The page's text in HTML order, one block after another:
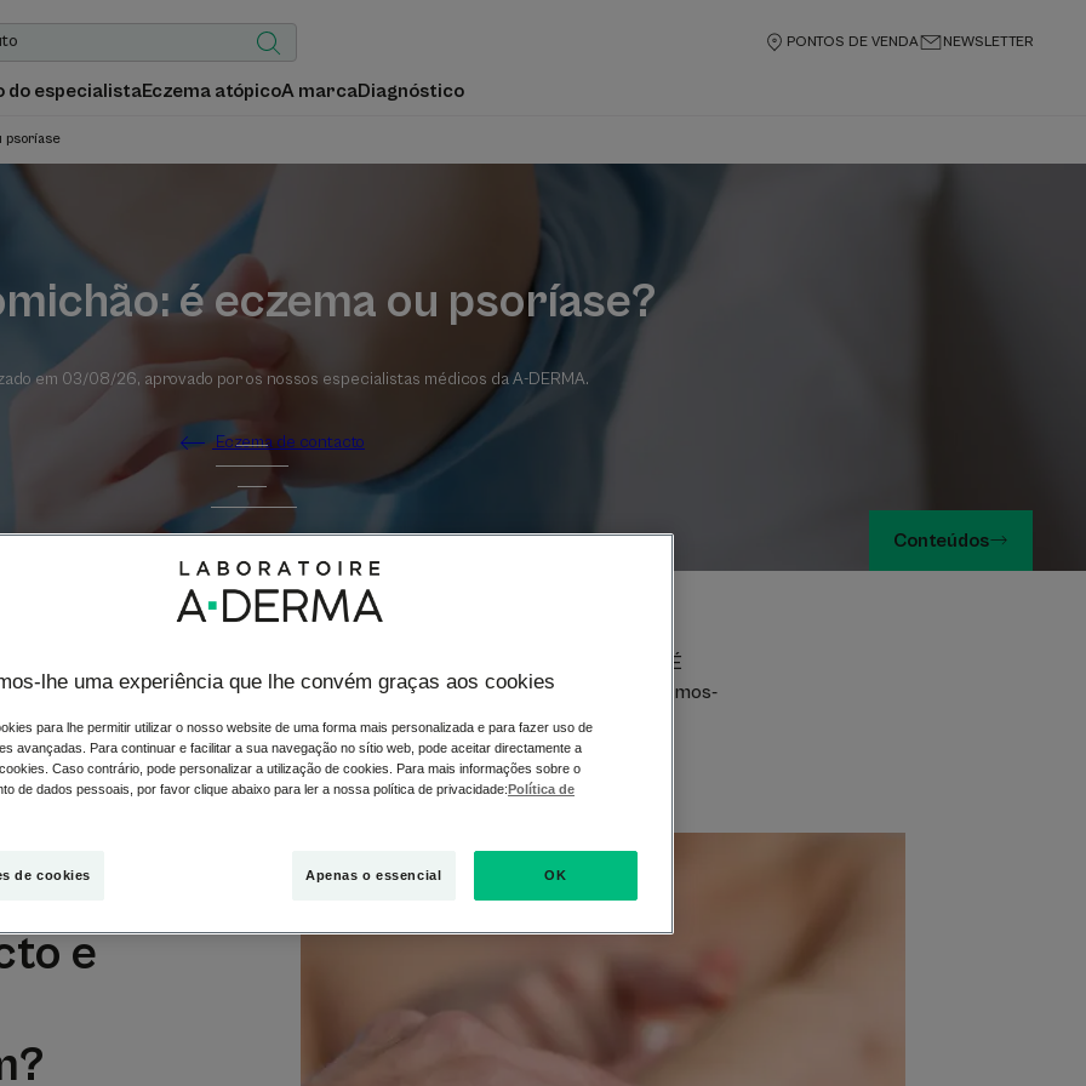
PONTOS DE VENDA NEWSLETTER
do especialistaEczema atópicoA marcaDiagnóstico
psoríase
é eczema ou psoríase?
em 03/08/26, aprovado poros nossos especialistas médicos da A-DERMA.
Eczema de contacto
Conteúdos
ou pequenas bolhas de água na superfície da pele, sente-se formigueiro e
aliviar! Mas com sintomas como estes, é um surto de eczema ou psoríase? É
los e para evitar cometer erros, deve consultar um médico. Entretanto, damos-
sobre como diferenciá-los, e assim, aliviá-los melhor.
e
lhe uma experiência que lhe convém graças aos cookies
para lhe permitir utilizar o nosso website de uma forma mais personalizada e para fazer uso de
avançadas. Para continuar e facilitar a sua navegação no sítio web, pode aceitar directamente a
Caso contrário, pode personalizar a utilização de cookies. Para mais informações sobre o
de dados pessoais, por favor clique abaixo para ler a nossa política de privacidade: Política de
de cookies Apenas o essencial OK